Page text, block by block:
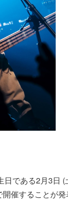
日である2月3日
催することが発